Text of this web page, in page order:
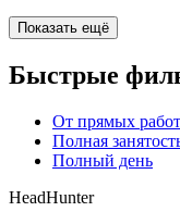
Показать ещё
Быстрые
От прямых
Полная
Полный день
HeadHunter